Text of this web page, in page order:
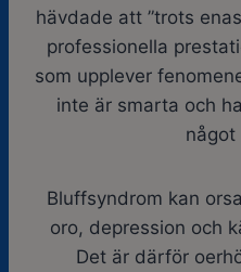
hävdade att ”trots
professionella
som upplever
inte är smarta och
något
Bluffsyndrom kan
oro, depression och
Det är därför